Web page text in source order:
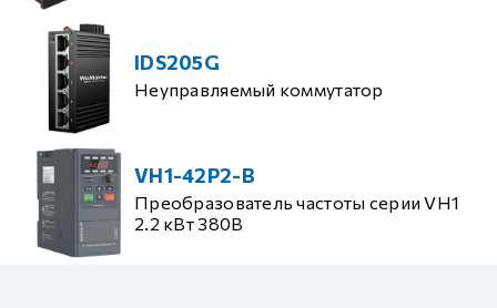
IDS205G
Неуправляемый коммутатор
VH1-42P2-B
Преобразователь частоты серии VH1
2.2 кВт 380В